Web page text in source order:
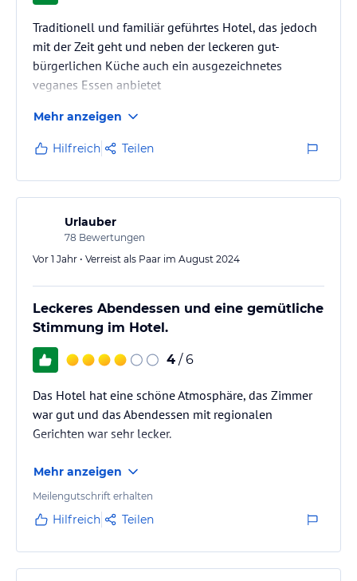
Traditionell und familiär geführtes Hotel, das jedoch
mit der Zeit geht und neben der leckeren gut-
bürgerlichen Küche auch ein ausgezeichnetes
veganes Essen anbietet
Mehr anzeigen
Hilfreich Teilen
Urlauber
78 Bewertungen
Vor 1 Jahr • Verreist als Paar im August 2024
Leckeres Abendessen und eine gemütliche
Stimmung im Hotel.
4 / 6
Das Hotel hat eine schöne Atmosphäre, das Zimmer
war gut und das Abendessen mit regionalen
Gerichten war sehr lecker.
Mehr anzeigen
Meilengutschrift erhalten
Hilfreich Teilen